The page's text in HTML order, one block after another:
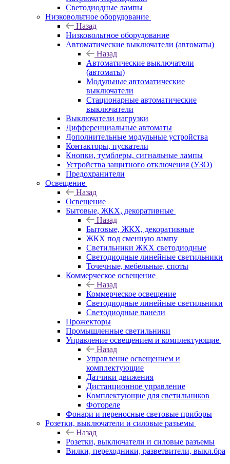
Светодиодные лампы
Низковольтное оборудование
Назад
Низковольтное оборудование
Автоматические выключатели (автоматы)
Назад
Автоматические выключатели
(автоматы)
Модульные автоматические
выключатели
Стационарные автоматические
выключатели
Выключатели нагрузки
Дифференциальные автоматы
Дополнительные модульные устройства
Контакторы, пускатели
Кнопки, тумблеры, сигнальные лампы
Устройства защитного отключения (УЗО)
Предохранители
Освещение
Назад
Освещение
Бытовые, ЖКХ, декоративные
Назад
Бытовые, ЖКХ, декоративные
ЖКХ под сменную лампу
Светильники ЖКХ светодиодные
Светодиодные линейные светильники
Точечные, мебельные, споты
Коммерческое освещение
Назад
Коммерческое освещение
Светодиодные линейные светильники
Светодиодные панели
Прожекторы
Промышленные светильники
Управление освещением и комплектующие
Назад
Управление освещением и
комплектующие
Датчики движения
Дистанционное управление
Комплектующие для светильников
Фотореле
Фонари и переносные световые приборы
Розетки, выключатели и силовые разъемы
Назад
Розетки, выключатели и силовые разъемы
Вилки, переходники, разветвители, выкл.бра